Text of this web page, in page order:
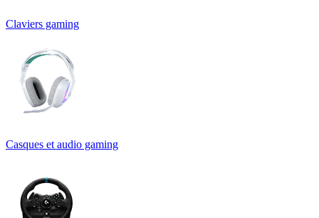
Claviers gaming
Casques et audio gaming